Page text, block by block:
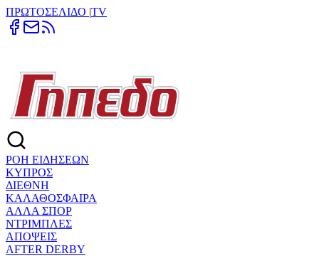
ΠΡΩΤΟΣΕΛΙΔΟ |TV
ΡΟΗ ΕΙΔΗΣΕΩΝ
ΚΥΠΡΟΣ
ΔΙΕΘΝΗ
ΚΑΛΑΘΟΣΦΑΙΡΑ
ΑΛΛΑ ΣΠΟΡ
ΝΤΡΙΜΠΛΕΣ
ΑΠΟΨΕΙΣ
AFTER DERBY